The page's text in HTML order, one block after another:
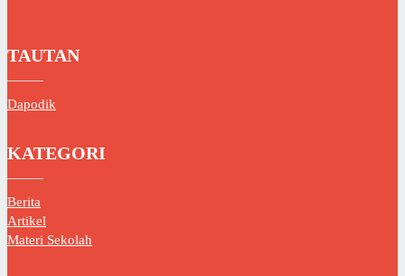
TAUTAN
Dapodik
KATEGORI
Berita
Artikel
Materi Sekolah